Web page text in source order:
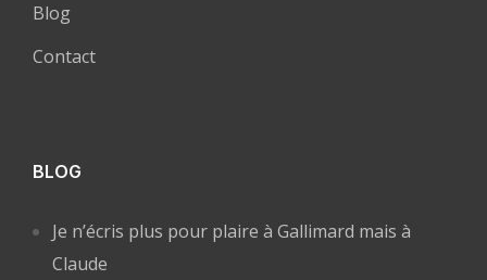
Blog
Contact
BLOG
Je n’écris plus pour plaire à Gallimard mais à
Claude